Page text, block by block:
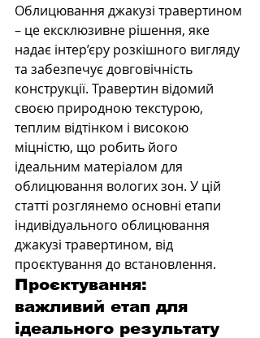
Облицювання джакузі травертином
– це ексклюзивне рішення, яке
надає інтер’єру розкішного вигляду
та забезпечує довговічність
конструкції. Травертин відомий
своєю природною текстурою,
теплим відтінком і високою
міцністю, що робить його
ідеальним матеріалом для
облицювання вологих зон. У цій
статті розглянемо основні етапи
індивідуального облицювання
джакузі травертином, від
проєктування до встановлення.
Проєктування:
важливий етап для
ідеального результату